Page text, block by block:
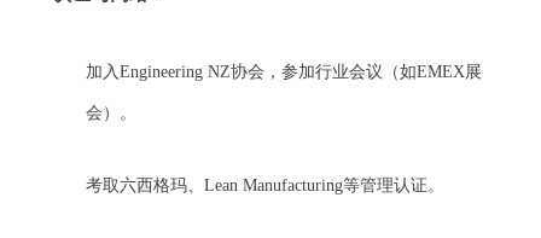
加入Engineering NZ协会，参加行业会议（如EMEX展
会）。
考取六西格玛、Lean Manufacturing等管理认证。